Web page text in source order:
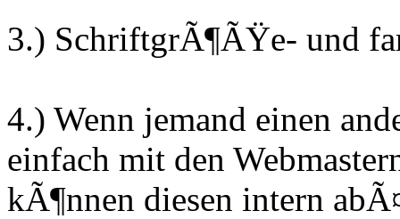
3.) SchriftgrÃ¶ÃŸe- und
4.) Wenn jemand einen
einfach mit den
kÃ¶nnen diesen intern